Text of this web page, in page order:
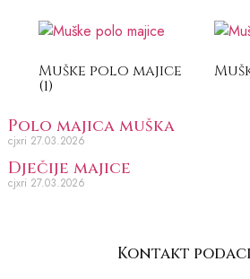
Muške polo majice
(1)
Polo majica muška
cjxri 27.03.2026
Dječije majice
cjxri 27.03.2026
Kontakt podaci